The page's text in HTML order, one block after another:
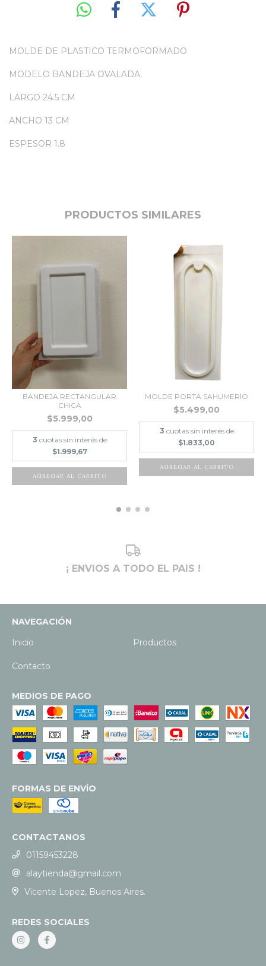
MOLDE DE PLASTICO TERMOFORMADO
MODELO BANDEJA OVALADA.
LARGO 24.5 CM
ANCHO 13 CM
ESPESOR 1.8
PRODUCTOS SIMILARES
BANDEJA RECTANGULAR
CHICA
$5.999,00
3 cuotas sin interés de
$1.999,67
MOLDE PORTA SAHUMERIO
$5.499,00
3 cuotas sin interés de
$1.833,00
¡ ENVIOS A TODO EL PAIS !
NAVEGACIÓN
Inicio
Productos
Contacto
MEDIOS DE PAGO
FORMAS DE ENVÍO
CONTACTANOS
01159453228
alaytienda@gmail.com
Vicente Lopez, Buenos Aires.
REDES SOCIALES